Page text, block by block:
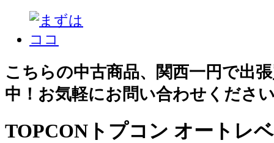
こちらの中古商品、関西一円で出
中！お気軽にお問い合わせくださ
TOPCONトプコン オートレ